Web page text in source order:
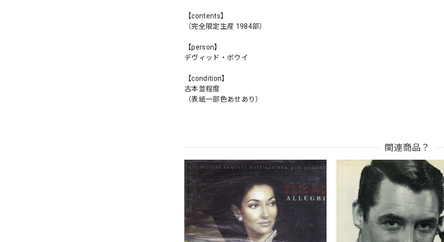
【contents】
（完全限定生産 1984部）
【person】
デヴィッド・ボウイ
【condition】
古本並程度
（表紙一部色あせあり）
関連商品？